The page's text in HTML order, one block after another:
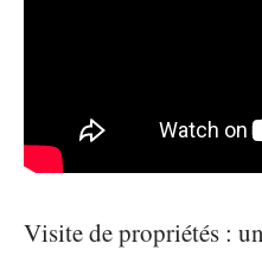
Visite de propriétés :